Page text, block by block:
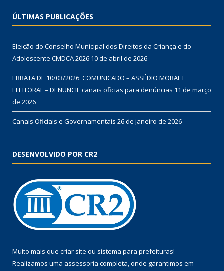
ÚLTIMAS PUBLICAÇÕES
Eleição do Conselho Municipal dos Direitos da Criança e do
Adolescente CMDCA 2026 10 de abril de 2026
ERRATA DE 10/03/2026. COMUNICADO – ASSÉDIO MORAL E
ELEITORAL – DENUNCIE canais oficias para denúncias 11 de março
de 2026
Canais Oficiais e Governamentais 26 de janeiro de 2026
DESENVOLVIDO POR CR2
Muito mais que criar site ou sistema para prefeituras!
Realizamos uma assessoria completa, onde garantimos em